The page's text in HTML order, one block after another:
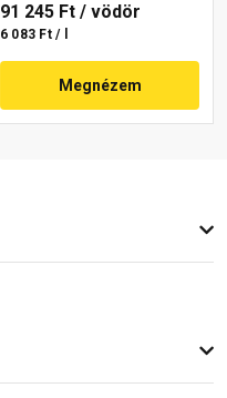
91 245 Ft / vödör
6 083 Ft / l
Megnézem